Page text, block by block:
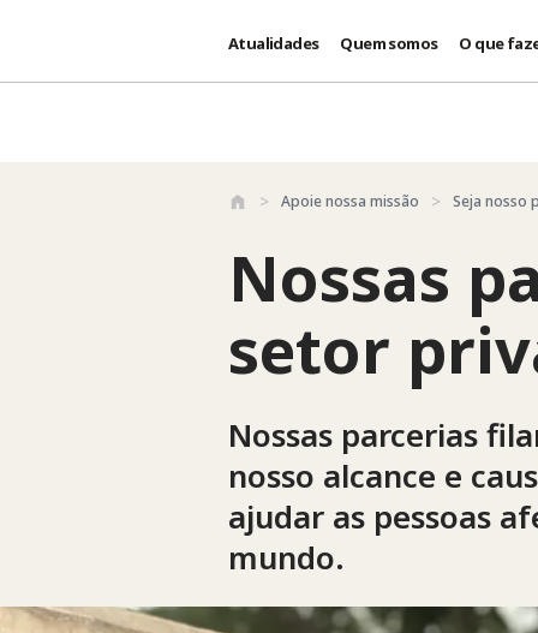
Atualidades Quem somos O que
Apoie nossa missão Seja nosso
Nossas
setor
Nossas parcerias
nosso alcance e
ajudar as pessoas
mundo.